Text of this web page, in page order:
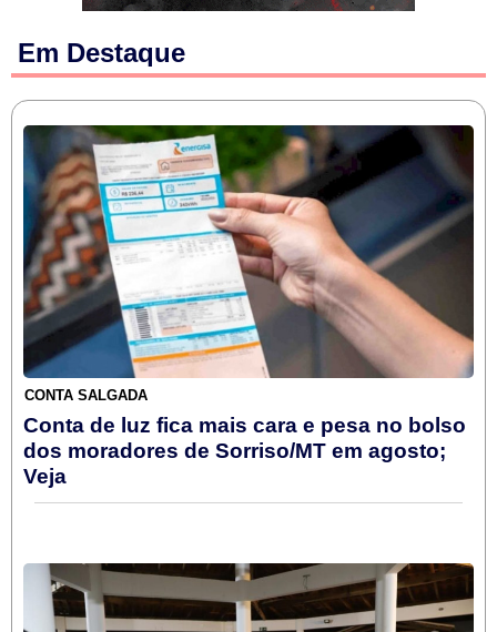
Em Destaque
CONTA SALGADA
Conta de luz fica mais cara e pesa no bolso
dos moradores de Sorriso/MT em agosto;
Veja